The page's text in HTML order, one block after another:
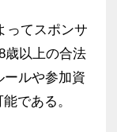
ってスポンサ
歳以上の合法
ールや参加資
である。